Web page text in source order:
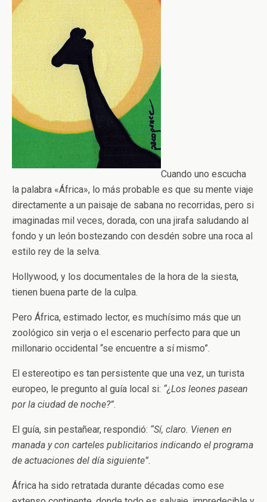
Cuando uno escucha
la palabra «África», lo más probable es que su mente viaje
directamente a un paisaje de sabana no recorridas, pero si
imaginadas mil veces, dorada, con una jirafa saludando al
fondo y un león bostezando con desdén sobre una roca al
estilo rey de la selva.
Hollywood, y los documentales de la hora de la siesta,
tienen buena parte de la culpa.
Pero África, estimado lector, es muchísimo más que un
zoológico sin verja o el escenario perfecto para que un
millonario occidental “se encuentre a sí mismo”.
El estereotipo es tan persistente que una vez, un turista
europeo, le pregunto al guía local si: “¿Los leones pasean
por la ciudad de noche?”.
El guía, sin pestañear, respondió: “Sí, claro. Vienen en
manada y con carteles publicitarios indicando el programa
de actuaciones del día siguiente”.
África ha sido retratada durante décadas como ese